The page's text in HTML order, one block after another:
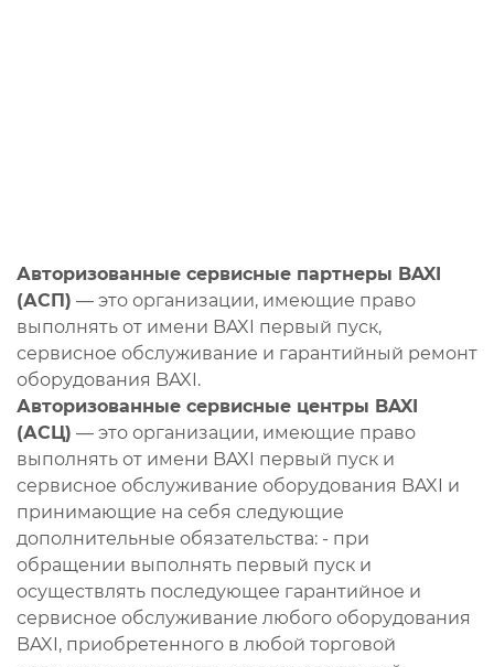
Авторизованные сервисные партнеры BAXI
(АСП) — это организации, имеющие право
выполнять от имени BAXI первый пуск,
сервисное обслуживание и гарантийный ремонт
оборудования BAXI.
Авторизованные сервисные центры BAXI
(АСЦ) — это организации, имеющие право
выполнять от имени BAXI первый пуск и
сервисное обслуживание оборудования BAXI и
принимающие на себя следующие
дополнительные обязательства: - при
обращении выполнять первый пуск и
осуществлять последующее гарантийное и
сервисное обслуживание любого оборудования
BAXI, приобретенного в любой торговой